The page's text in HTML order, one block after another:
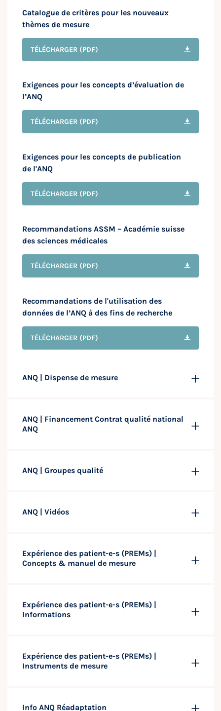
Catalogue de critères pour les nouveaux
thèmes de mesure
TÉLÉCHARGER (PDF)
Exigences pour les concepts d’évaluation de
l’ANQ
TÉLÉCHARGER (PDF)
Exigences pour les concepts de publication
de l'ANQ
TÉLÉCHARGER (PDF)
Recommandations ASSM – Académie suisse
des sciences médicales
TÉLÉCHARGER (PDF)
Recommandations de l'utilisation des
données de l’ANQ à des fins de recherche
TÉLÉCHARGER (PDF)
ANQ | Dispense de mesure
ANQ | Financement Contrat qualité national
ANQ
ANQ | Groupes qualité
ANQ | Vidéos
Expérience des patient-e-s (PREMs) |
Concepts & manuel de mesure
Expérience des patient-e-s (PREMs) |
Informations
Expérience des patient-e-s (PREMs) |
Instruments de mesure
Info ANQ Réadaptation